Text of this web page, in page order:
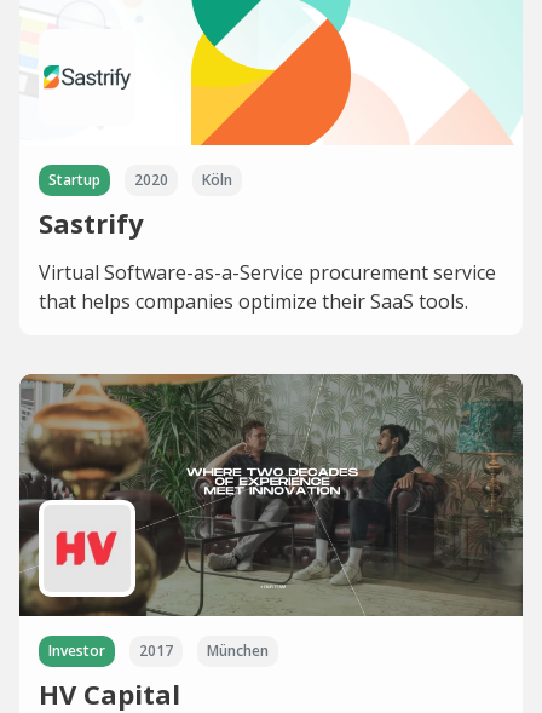
Startup 2020 Köln
Sastrify
Virtual Software-as-a-Service procurement service
that helps companies optimize their SaaS tools.
Investor 2017 München
HV Capital